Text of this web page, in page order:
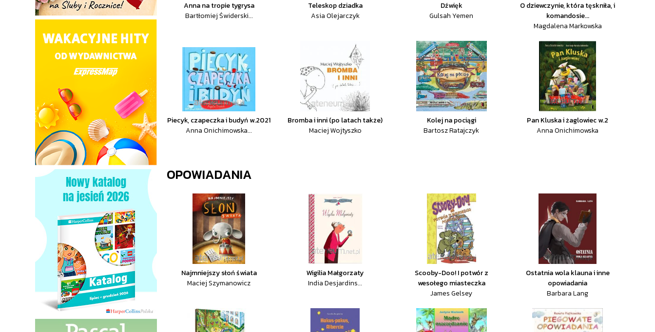
Anna na tropie tygrysa
Bartłomiej Świderski...
Teleskop dziadka
Asia Olejarczyk
Dźwięk
Gulsah Yemen
O dziewczynie, która tęskniła, i
komandosie...
Magdalena Markowska
Piecyk, czapeczka i budyń w.2021
Anna Onichimowska...
Bromba i inni (po latach także)
Maciej Wojtyszko
Kolej na pociągi
Bartosz Ratajczyk
Pan Kluska i żaglowiec w.2
Anna Onichimowska
OPOWIADANIA
Najmniejszy słoń świata
Maciej Szymanowicz
Wigilia Małgorzaty
India Desjardins...
Scooby-Doo! I potwór z
wesołego miasteczka
James Gelsey
Ostatnia wola klauna i inne
opowiadania
Barbara Lang